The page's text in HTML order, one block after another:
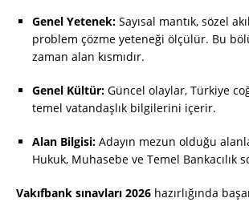
Genel Yetenek: Sayısal mantık, sözel
problem çözme yeteneği ölçülür. Bu
zaman alan kısmıdır.
Genel Kültür: Güncel olaylar, Türkiye
temel vatandaşlık bilgilerini içerir.
Alan Bilgisi: Adayın mezun olduğu
Hukuk, Muhasebe ve Temel Bankacılık
Vakıfbank sınavları 2026 hazırlığında